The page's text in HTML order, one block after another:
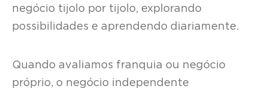
negócio tijolo por tijolo, explorando
possibilidades e aprendendo diariamente.
Quando avaliamos franquia ou negócio
próprio, o negócio independente